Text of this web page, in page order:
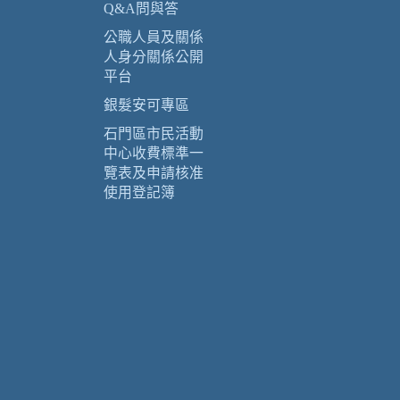
Q&A問與答
公職人員及關係
人身分關係公開
平台
銀髮安可專區
石門區市民活動
中心收費標準一
覽表及申請核准
使用登記簿